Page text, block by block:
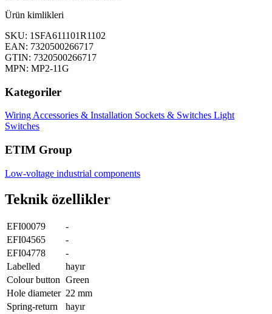
Ürün kimlikleri
SKU: 1SFA611101R1102
EAN: 7320500266717
GTIN: 7320500266717
MPN: MP2-11G
Kategoriler
Wiring Accessories & Installation Sockets & Switches Light
Switches
ETIM Group
Low-voltage industrial components
Teknik özellikler
EFI00079
-
EFI04565
-
EFI04778
-
Labelled
hayır
Colour button Green
Hole diameter 22 mm
Spring-return
hayır